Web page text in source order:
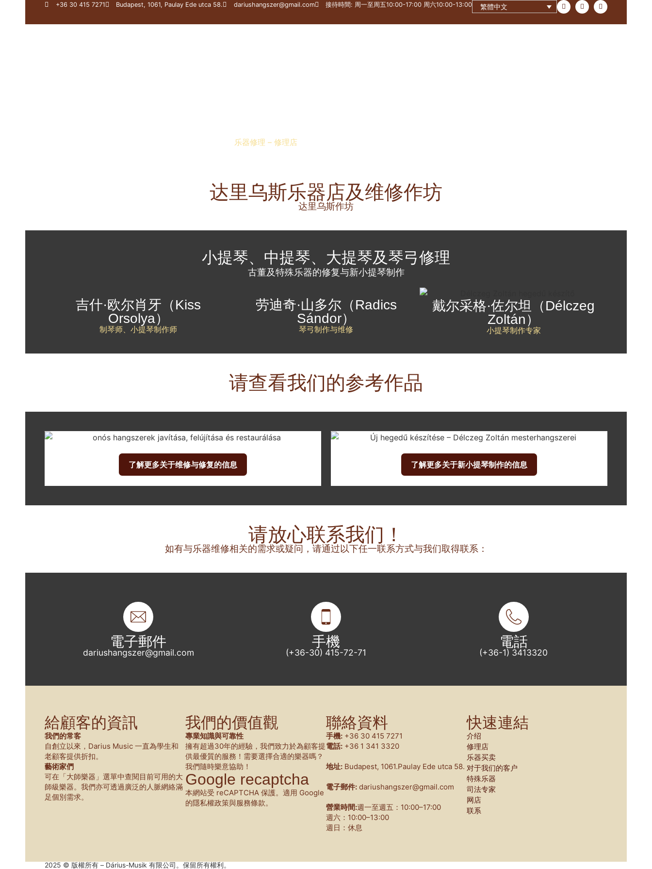
+36 30 415 7271 Budapest, 1061, Paulay Ede utca 58. dariushangszer@gmail.com 接待時間: 周一至周五10:00-17:00 周六10:00-13:00 繁體中文
乐器修理 – 修理店
达里乌斯乐器店及维修作坊
达里乌斯作坊
小提琴、中提琴、大提琴及琴弓修理
古董及特殊乐器的修复与新小提琴制作
吉什·欧尔肖牙（Kiss
Orsolya）
制琴师、小提琴制作师
劳迪奇·山多尔（Radics
Sándor）
琴弓制作与维修
戴尔采格·佐尔坦（Délczeg
Zoltán）
小提琴制作专家
请查看我们的参考作品
了解更多关于维修与修复的信息 了解更多关于新小提琴制作的信息
请放心联系我们！
如有与乐器维修相关的需求或疑问，请通过以下任一联系方式与我们取得联系：
電子郵件
dariushangszer@gmail.com
手機
(+36-30) 415-72-71
電話
(+36-1) 3413320
給顧客的資訊
我們的常客
自創立以來，Darius Music 一直為學生和
老顧客提供折扣。
藝術家們
可在「大師樂器」選單中查閱目前可用的大
師級樂器。我們亦可透過廣泛的人脈網絡滿
足個別需求。
我們的價值觀
專業知識與可靠性
擁有超過30年的經驗，我們致力於為顧客提
供最優質的服務！需要選擇合適的樂器嗎？
我們隨時樂意協助！
Google recaptcha
本網站受 reCAPTCHA 保護。適用 Google
的隱私權政策與服務條款。
聯絡資料
手機: +36 30 415 7271
電話: +36 1 341 3320
地址: Budapest, 1061.Paulay Ede utca 58.
電子郵件: dariushangszer@gmail.com
營業時間:週一至週五：10:00–17:00
週六：10:00–13:00
週日：休息
快速連結
介绍
修理店
乐器买卖
对于我们的客户
特殊乐器
司法专家
网店
联系
2025 © 版權所有 – Dárius-Musik 有限公司。保留所有權利。